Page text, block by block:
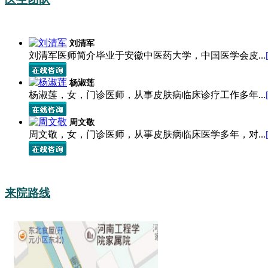
刘清军
刘清军医师简介毕业于安徽中医药大学，中国医学会皮...
杨淑莲
杨淑莲，女，门诊医师，从事皮肤病临床诊疗工作多年...
周文敬
周文敬，女，门诊医师，从事皮肤病临床医学多年，对...
来院路线